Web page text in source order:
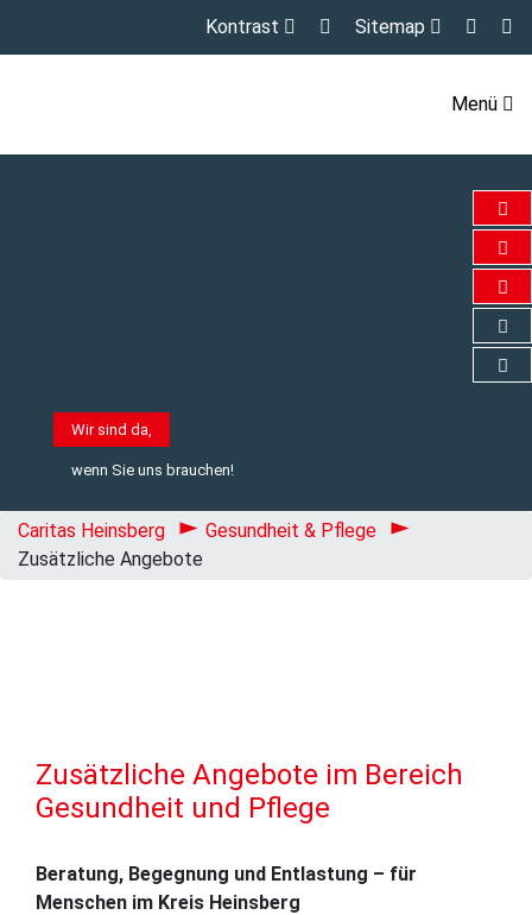
Kontrast Sitemap
Menü
Wir sind da,
wenn Sie uns brauchen!
Caritas Heinsberg
Gesundheit & Pflege
Zusätzliche Angebote
Zusätzliche Angebote im Bereich
Gesundheit und Pflege
Beratung, Begegnung und Entlastung – für
Menschen im Kreis Heinsberg